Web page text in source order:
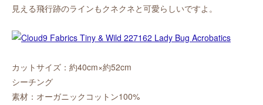
見える飛行跡のラインもクネクネと可愛らしいですよ。
カットサイズ：約40cm×約52cm
シーチング
素材：オーガニックコットン100%